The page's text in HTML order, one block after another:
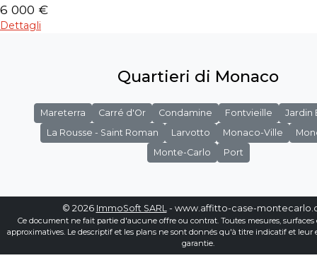
6 000 €
Dettagli
Quartieri di Monaco
Mareterra Carré d'Or Condamine Fontvieille
Jardin
La Rousse - Saint Roman
Larvotto Monaco-Ville
Monte-Carlo
Port
© 2026 ImmoSoft SARL- www.affitto-case-
Ce document ne fait partie d'aucune offre ou contrat. Toutes mesures, surfaces
approximatives. Le descriptif et les plans ne sont donnés qu'à titre indicatif et leur
garantie.